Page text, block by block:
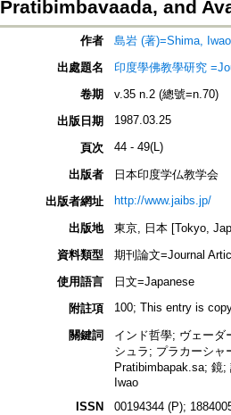
Pratibimbavaada, and
作者
島岩 (著)=Shima,
出處題名
印度學佛教學研究
卷期
v.35 n.2 (總號=n.70)
出版日期
1987.03.25
頁次 44 - 49(L)
出版者
日本印度学仏教学会
出版者網址
http://www.jaibs.jp/
出版地
東京, 日本 [Tokyo,
資料類型
期刊論文=Journal
使用語言
日文=Japanese
附註項
100; This entry is
關鍵詞
インド哲學; ヴェーダ
シュラ; プラカーシ
Pratibimbapak.sa; 鏡
Iwao
ISSN
00194344 (P);